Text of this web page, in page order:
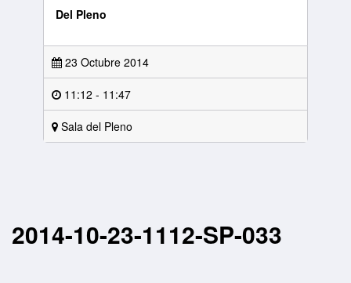
Del Pleno
23 Octubre 2014
11:12 - 11:47
Sala del Pleno
2014-10-23-1112-SP-033